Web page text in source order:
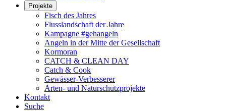
Projekte
Fisch des Jahres
Flusslandschaft der Jahre
Kampagne #gehangeln
Angeln in der Mitte der Gesellschaft
Kormoran
CATCH & CLEAN DAY
Catch & Cook
Gewässer-Verbesserer
Arten- und Naturschutzprojekte
Kontakt
Suche